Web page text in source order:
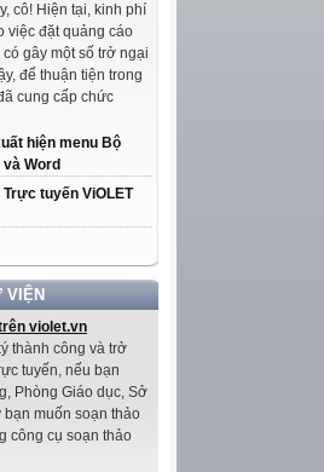
cô! Hiện tại, kinh phí
việc đặt quảng cáo
gây một số trở ngại
để thuận tiện trong
cung cấp chức
hiện menu Bộ
Word
tuyến ViOLET
VIỆN
violet.vn
thành công và trở
tuyến, nếu bạn
Phòng Giáo dục, Sở
bạn muốn soạn thảo
công cụ soạn thảo